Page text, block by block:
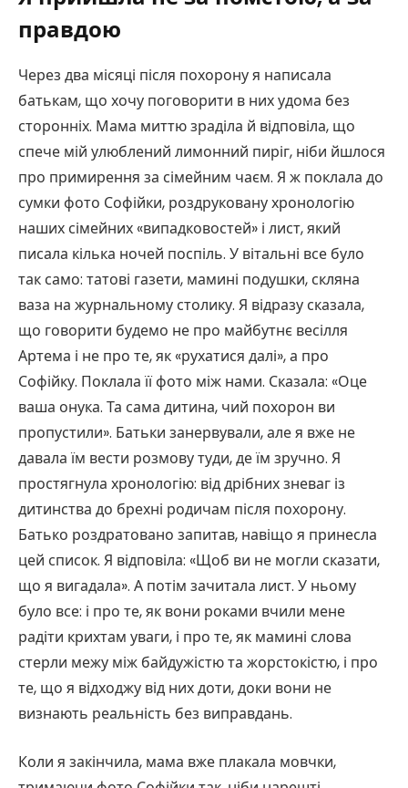
правдою
Через два місяці після похорону я написала
батькам, що хочу поговорити в них удома без
сторонніх. Мама миттю зраділа й відповіла, що
спече мій улюблений лимонний пиріг, ніби йшлося
про примирення за сімейним чаєм. Я ж поклала до
сумки фото Софійки, роздруковану хронологію
наших сімейних «випадковостей» і лист, який
писала кілька ночей поспіль. У вітальні все було
так само: татові газети, мамині подушки, скляна
ваза на журнальному столику. Я відразу сказала,
що говорити будемо не про майбутнє весілля
Артема і не про те, як «рухатися далі», а про
Софійку. Поклала її фото між нами. Сказала: «Оце
ваша онука. Та сама дитина, чий похорон ви
пропустили». Батьки занервували, але я вже не
давала їм вести розмову туди, де їм зручно. Я
простягнула хронологію: від дрібних зневаг із
дитинства до брехні родичам після похорону.
Батько роздратовано запитав, навіщо я принесла
цей список. Я відповіла: «Щоб ви не могли сказати,
що я вигадала». А потім зачитала лист. У ньому
було все: і про те, як вони роками вчили мене
радіти крихтам уваги, і про те, як мамині слова
стерли межу між байдужістю та жорстокістю, і про
те, що я відходжу від них доти, доки вони не
визнають реальність без виправдань.
Коли я закінчила, мама вже плакала мовчки,